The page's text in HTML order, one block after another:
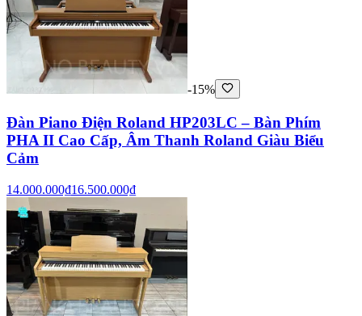
-15%
Đàn Piano Điện Roland HP203LC – Bàn Phím
PHA II Cao Cấp, Âm Thanh Roland Giàu Biểu
Cảm
14.000.000₫16.500.000₫